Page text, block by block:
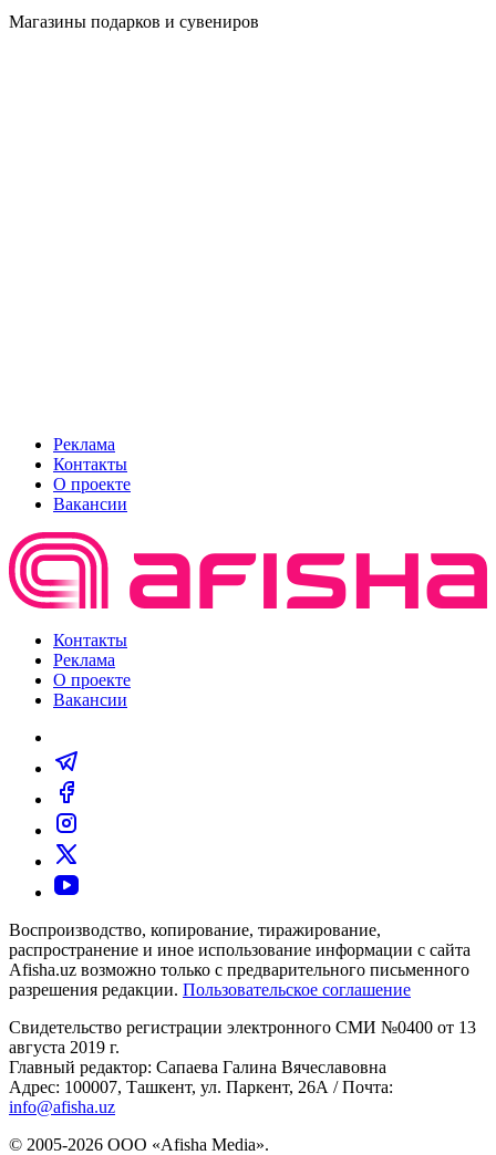
Магазины подарков и сувениров
Реклама
Контакты
О проекте
Вакансии
Контакты
Реклама
О проекте
Вакансии
Воспроизводство, копирование, тиражирование,
распространение и иное использование информации с сайта
Afisha.uz возможно только с предварительного письменного
разрешения редакции. Пользовательское соглашение
Свидетельство регистрации электронного СМИ №0400 от 13
августа 2019 г.
Главный редактор: Сапаева Галина Вячеславовна
Адрес: 100007, Ташкент, ул. Паркент, 26А / Почта:
info@afisha.uz
© 2005-2026 ООО «Afisha Media».